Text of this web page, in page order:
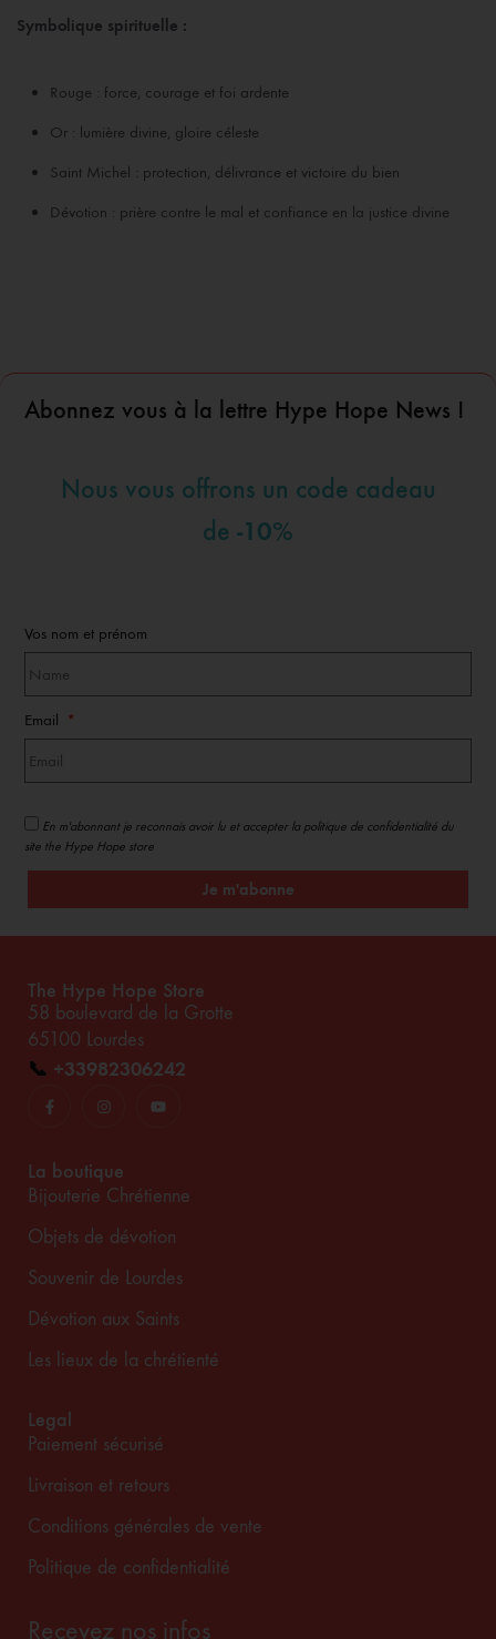
Symbolique spirituelle :
Rouge : force, courage et foi ardente
Or : lumière divine, gloire céleste
Saint Michel : protection, délivrance et victoire du bien
Dévotion : prière contre le mal et confiance en la justice divine
Abonnez vous à la lettre Hype Hope News !
Nous vous offrons un code cadeau
de -10%
Vos nom et prénom
Email
En m'abonnant je reconnais avoir lu et accepter la politique de confidentialité du
site the Hype Hope store
Je m'abonne
The Hype Hope Store
58 boulevard de la Grotte
65100 Lourdes
📞 +33982306242
La boutique
Bijouterie Chrétienne
Objets de dévotion
Souvenir de Lourdes
Dévotion aux Saints
Les lieux de la chrétienté
Legal
Paiement sécurisé
Livraison et retours
Conditions générales de vente
Politique de confidentialité
Recevez nos infos